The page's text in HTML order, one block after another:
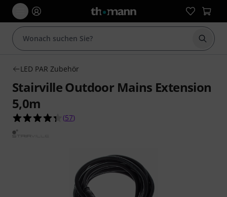
Suche
LED PAR Zubehör
Stairville Outdoor Mains Extension
5,0m
4.4 von 5 Sternen aus 57 Kundenbewertungen
(57)